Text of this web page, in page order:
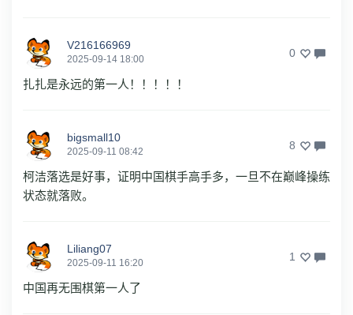
V216166969
2025-09-14 18:00 0
扎扎是永远的第一人！！！！！
bigsmall10
2025-09-11 08:42 8
柯洁落选是好事，证明中国棋手高手多，一旦不在巅峰操练
状态就落败。
Liliang07
2025-09-11 16:20 1
中国再无围棋第一人了